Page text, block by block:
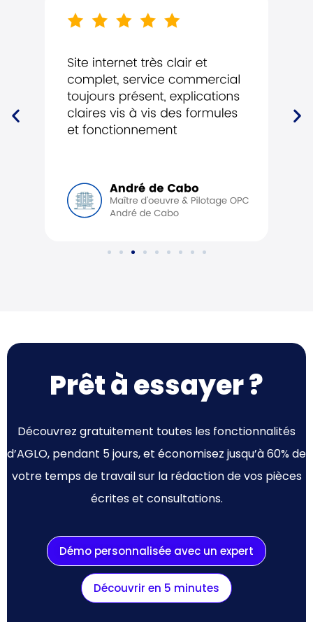
Prêt à essayer ?
Découvrez gratuitement toutes les fonctionnalités
d’AGLO, pendant 5 jours, et économisez jusqu’à 60% de
votre temps de travail sur la rédaction de vos pièces
écrites et consultations.
Démo personnalisée avec un expert
Découvrir en 5 minutes